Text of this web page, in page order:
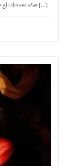
disse: «Se […]